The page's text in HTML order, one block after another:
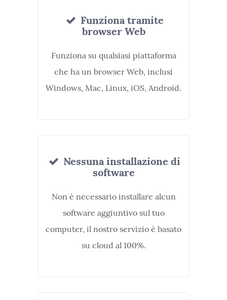
Funziona tramite
browser Web
Funziona su qualsiasi piattaforma
che ha un browser Web, inclusi
Windows, Mac, Linux, iOS, Android.
Nessuna installazione di
software
Non è necessario installare alcun
software aggiuntivo sul tuo
computer, il nostro servizio è basato
su cloud al 100%.